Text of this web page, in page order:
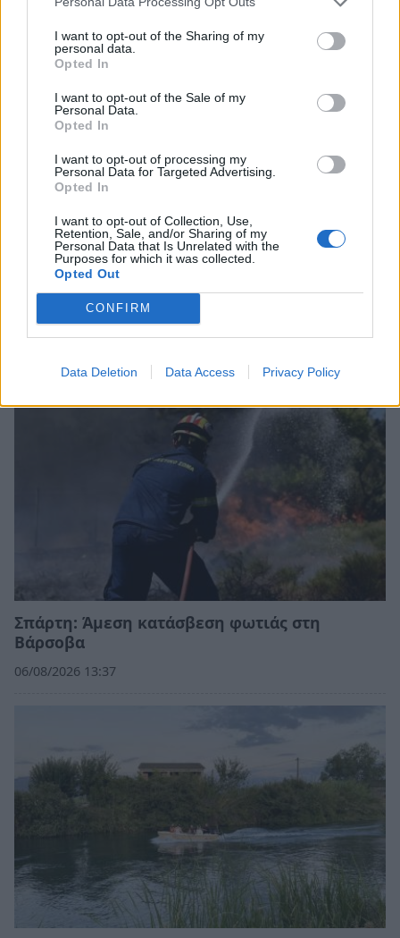
I want to opt-out of the Sharing of my
personal data.
Opted In
I want to opt-out of the Sale of my
Personal Data.
Opted In
I want to opt-out of processing my
Personal Data for Targeted Advertising.
Opted In
I want to opt-out of Collection, Use,
Retention, Sale, and/or Sharing of my
Personal Data that Is Unrelated with the
Purposes for which it was collected.
Opted Out
CONFIRM
Data Deletion Data Access Privacy Policy
Φωτιά τώρα στο Αριοχώρι Καλαμάτας –
Επιχειρούν 2 αεροσκάφη (video)
06/08/2026 14:44
Σπάρτη: Άμεση κατάσβεση φωτιάς στη
Βάρσοβα
06/08/2026 13:37